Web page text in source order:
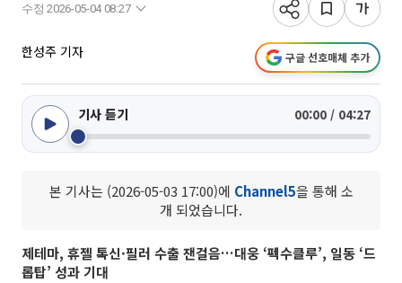
수정 2026-05-04 08:27
한성주 기자 구글 선호매체 추가
기사 듣기 00:00 / 04:27
본 기사는 (2026-05-03 17:00)에 Channel5을 통해 소
개 되었습니다.
제테마, 휴젤 톡신·필러 수출 잰걸음…대웅 ‘펙수클루’, 일동 ‘드
롭탑’ 성과 기대